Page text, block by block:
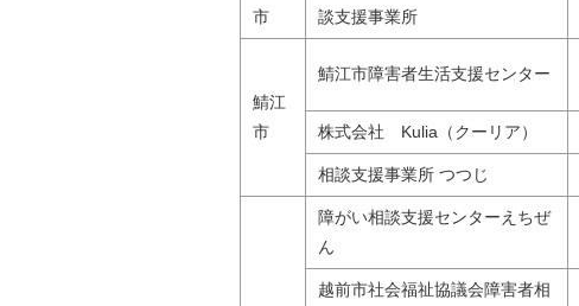
市
談支援事業所
鯖江
市
鯖江市障害者生活支援センター
株式会社 Kulia（クーリア）
相談支援事業所 つつじ
障がい相談支援センターえちぜ
ん
越前市社会福祉協議会障害者相